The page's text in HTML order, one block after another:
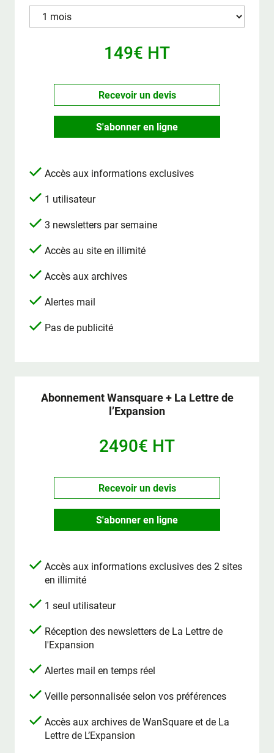
149€ HT
Recevoir un devis
S'abonner en ligne
Accès aux informations exclusives
1 utilisateur
3 newsletters par semaine
Accès au site en illimité
Accès aux archives
Alertes mail
Pas de publicité
Abonnement Wansquare + La Lettre de
l’Expansion
2490€ HT
Recevoir un devis
S'abonner en ligne
Accès aux informations exclusives des 2 sites
en illimité
1 seul utilisateur
Réception des newsletters de La Lettre de
l'Expansion
Alertes mail en temps réel
Veille personnalisée selon vos préférences
Accès aux archives de WanSquare et de La
Lettre de L’Expansion